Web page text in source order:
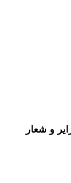
لحركة 20 فبراير و شعار